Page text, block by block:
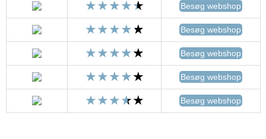
Besøg webshop
Besøg webshop
Besøg webshop
Besøg webshop
Besøg webshop